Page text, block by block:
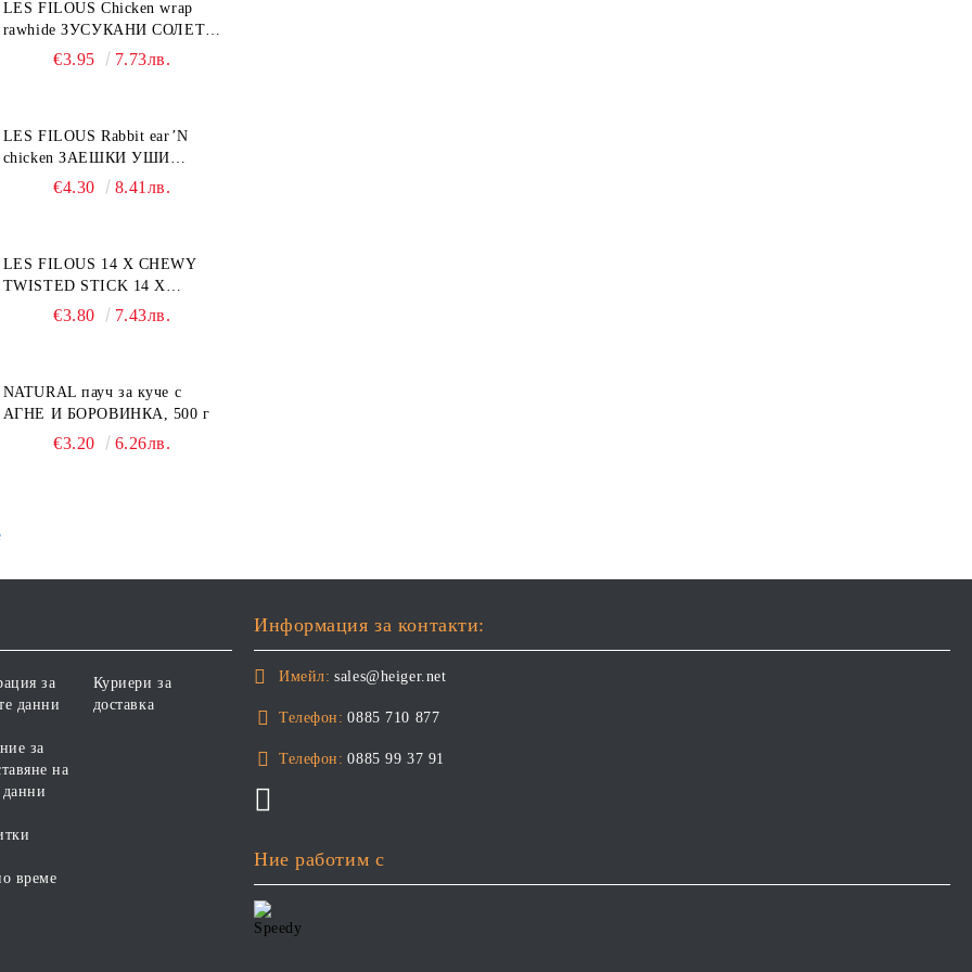
LES FILOUS Chicken wrap
rawhide ЗУСУКАНИ СОЛЕТИ
С ПИЛЕШКО, лакомство за
€3.95 7.73лв.
LES FILOUS Rabbit ear’N
chicken ЗАЕШКИ УШИ
лакомство за куче, 50 г
€4.30 8.41лв.
LES FILOUS 14 X CHEWY
TWISTED STICK 14 X
ДЪВЧАЩИ ДЕНТАЛНИ
€3.80 7.43лв.
NATURAL пауч за куче с
АГНЕ И БОРОВИНКА, 500 г
€3.20 6.26лв.
за
данни
за
на
време
Куриери за
доставка
Информация за контакти:
Имейл: sales@heiger.net
Телефон: 0885 710 877
Телефон: 0885 99 37 91
Ние работим с